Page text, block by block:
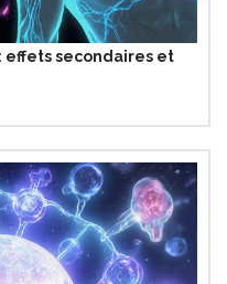
effets secondaires et